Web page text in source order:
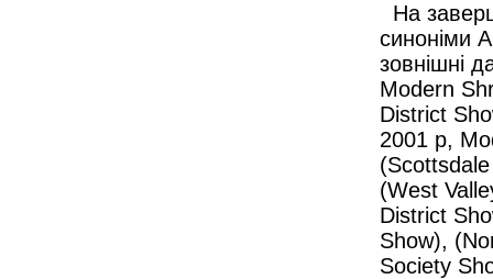
На
синоніми
зовнішні
Modern
District
2001 р,
(West
District
Show),
Society